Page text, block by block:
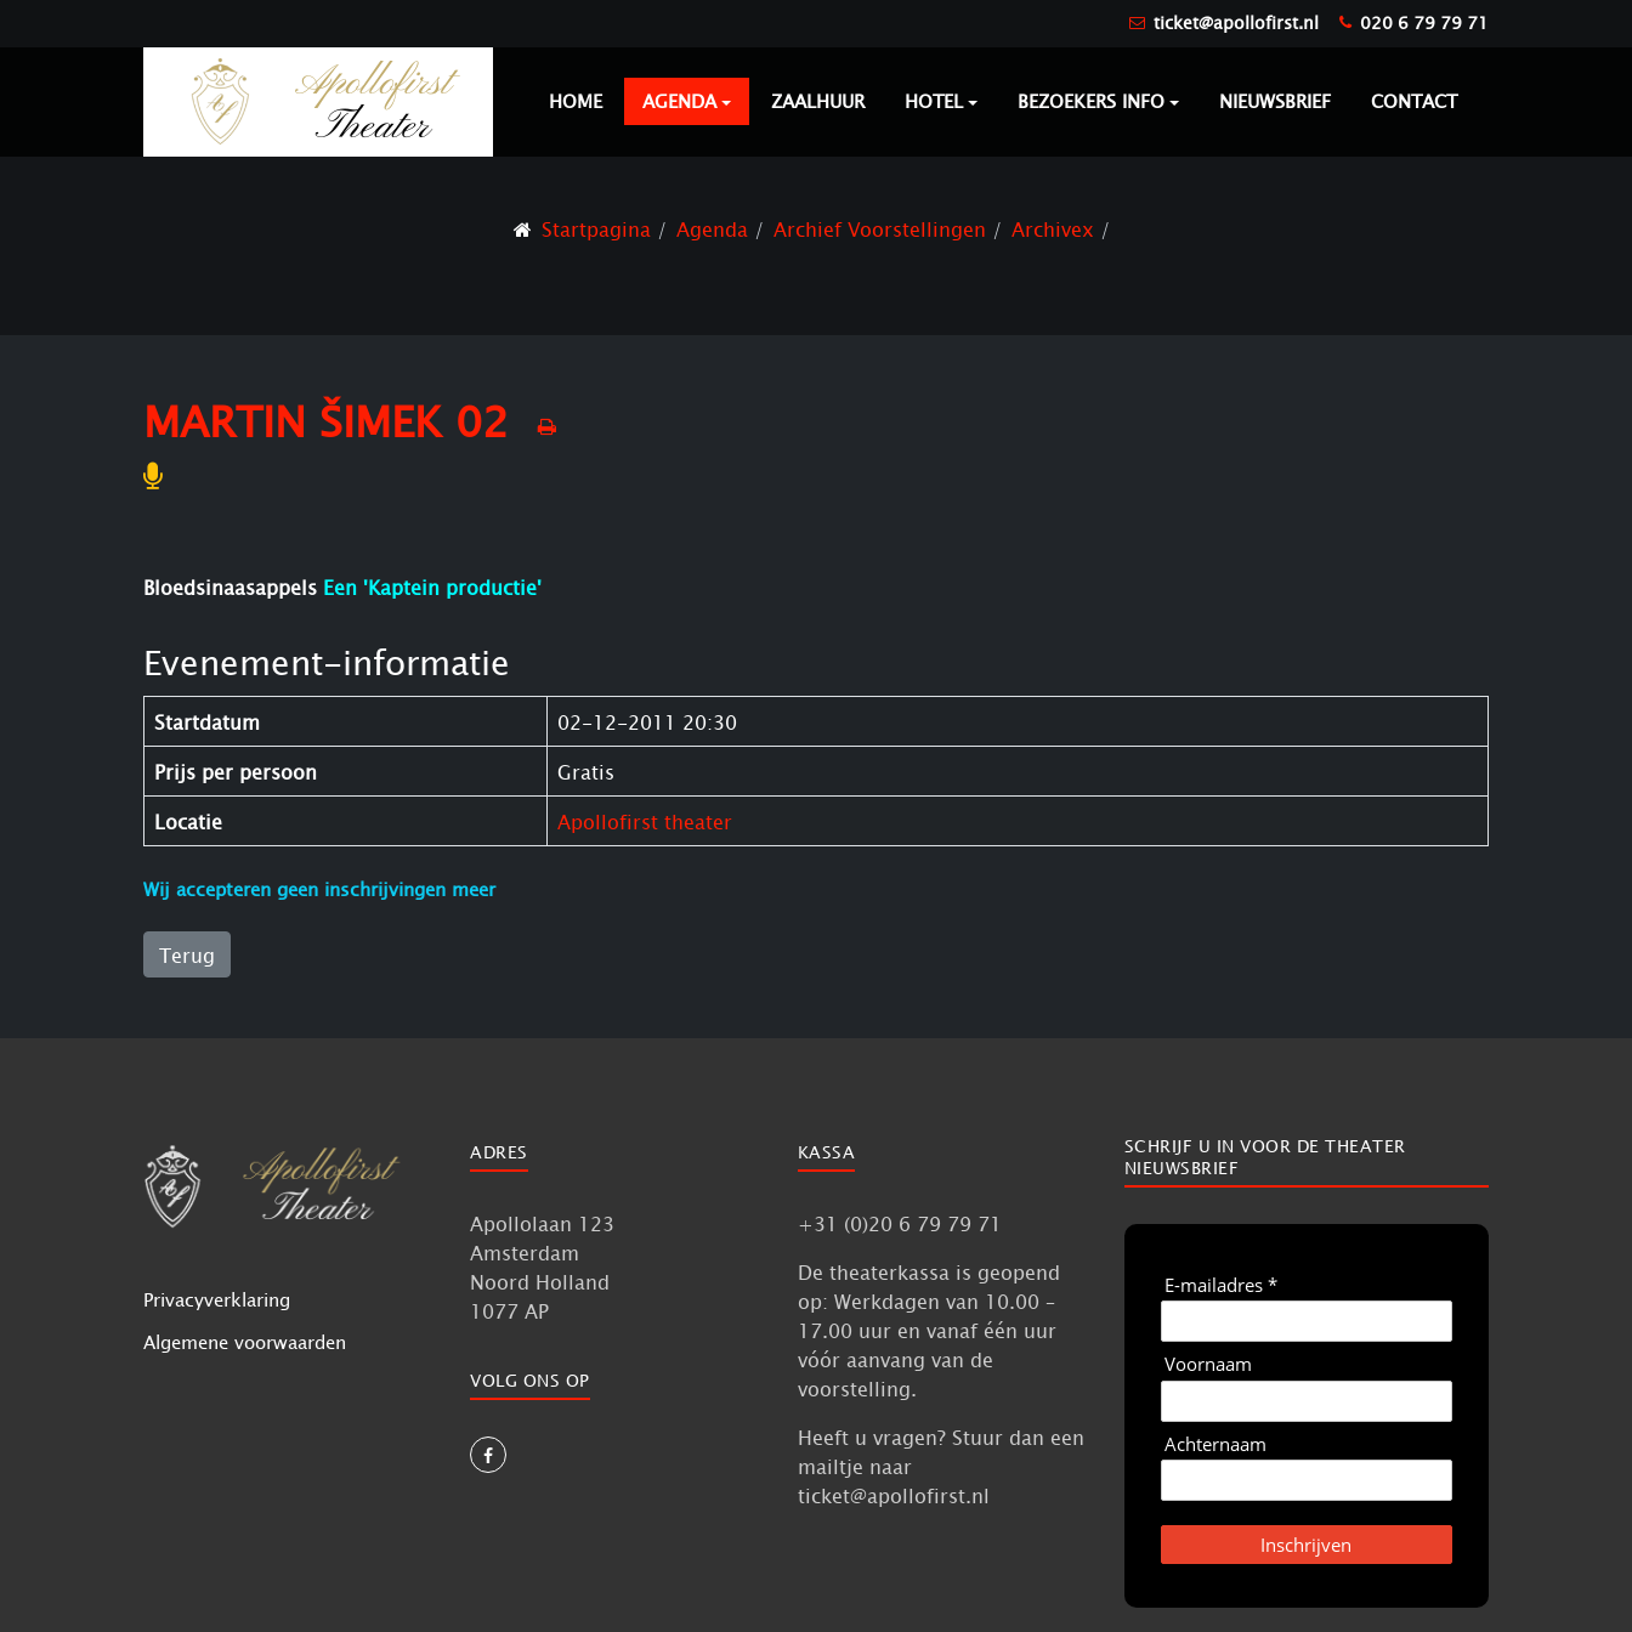
ticket@apollofirst.nl 020 6 79 79 71
HOME AGENDA ZAALHUUR HOTEL BEZOEKERS INFO NIEUWSBRIEF CONTACT
Startpagina Agenda Archief Voorstellingen Archivex
MARTIN ŠIMEK 02
Bloedsinaasappels Een 'Kaptein productie'
Evenement-informatie
Startdatum 02-12-2011 20:30
Prijs per persoon Gratis
Locatie Apollofirst theater
Wij accepteren geen inschrijvingen meer
Terug
Privacyverklaring
Algemene voorwaarden
ADRES
Apollolaan 123
Amsterdam
Noord Holland
1077 AP
VOLG ONS OP
KASSA
+31 (0)20 6 79 79 71
De theaterkassa is geopend
op: Werkdagen van 10.00 –
17.00 uur en vanaf één uur
vóór aanvang van de
voorstelling.
Heeft u vragen? Stuur dan een
mailtje naar
ticket@apollofirst.nl
SCHRIJF U IN VOOR DE THEATER
NIEUWSBRIEF
E-mailadres *
Voornaam
Achternaam
Inschrijven